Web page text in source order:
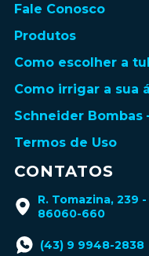
Fale Conosco
Produtos
Como escolher a
Como irrigar a sua
Schneider Bombas
Termos de Uso
CONTATOS
R. Tomazina, 239
86060-660
(43) 9 9948-2838